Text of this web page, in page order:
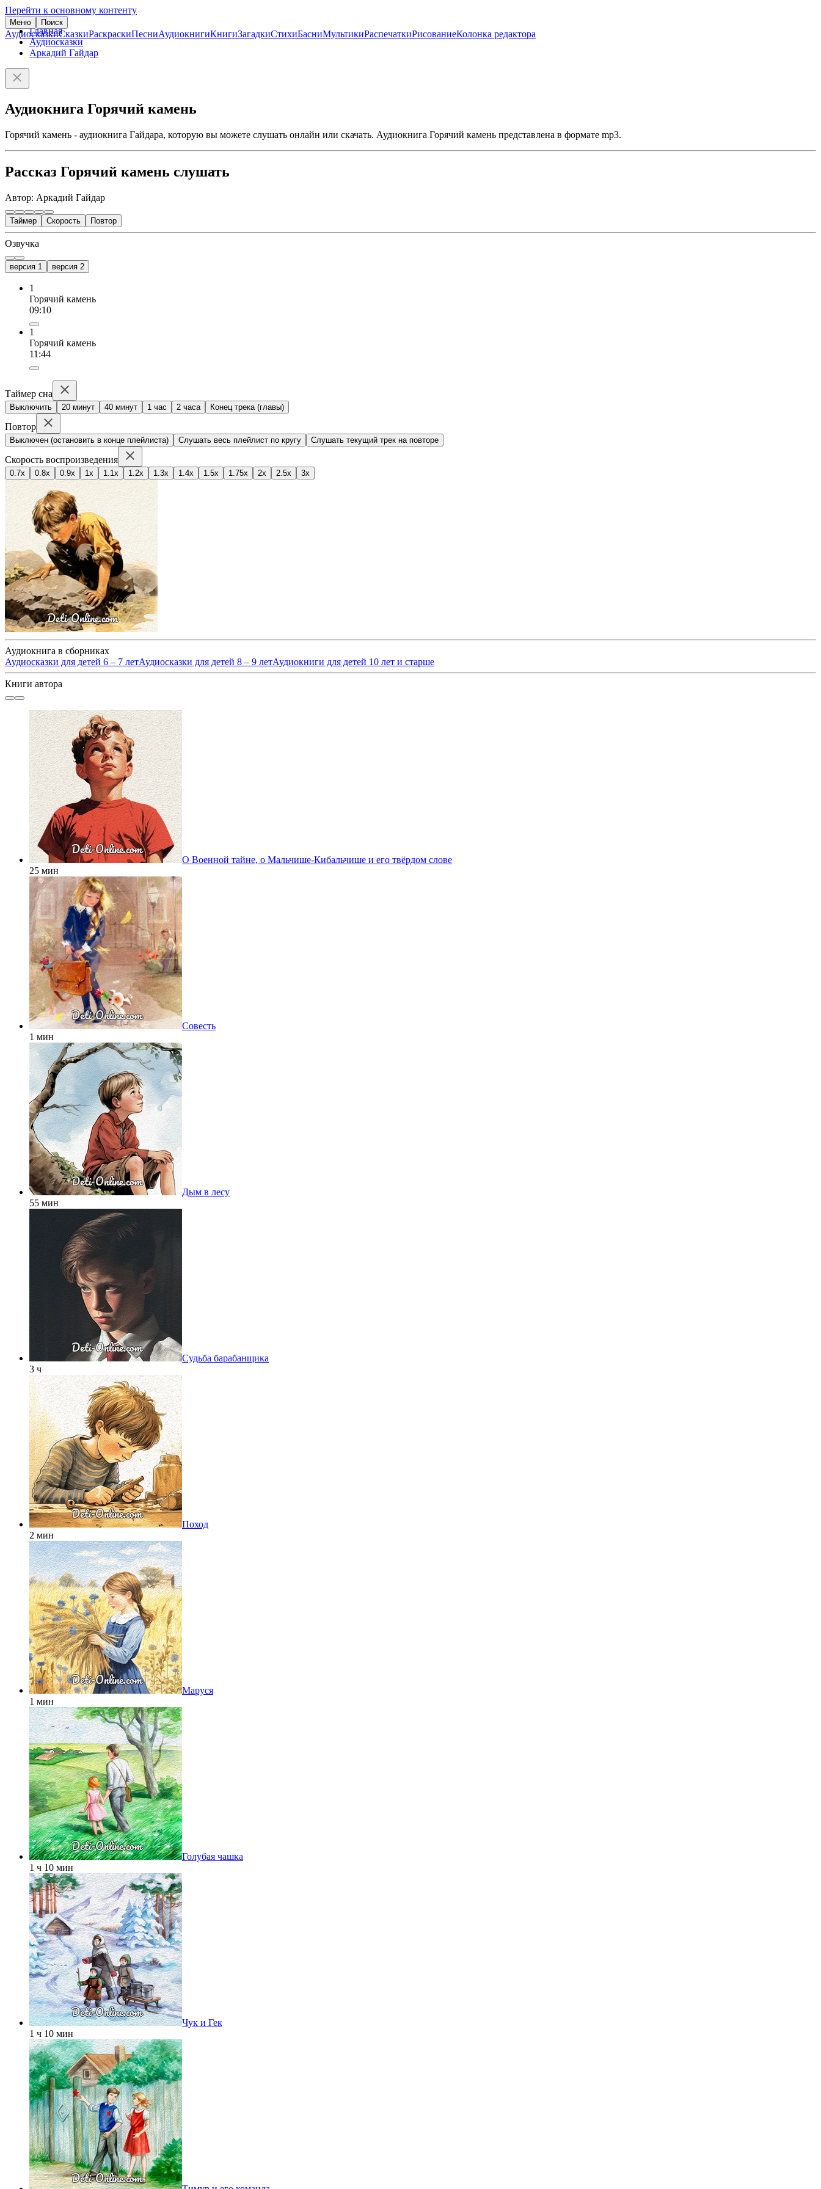
Перейти к основному контенту
Меню Поиск
АудиосказкиСказкиРаскраскиПесниАудиокнигиКнигиЗагадкиСтихиБасниМультикиРаспечаткиРисованиеКолонка редактора
Главная
Аудиосказки
Аркадий Гайдар
Аудиокнига Горячий камень
Горячий камень - аудиокнига Гайдара, которую вы можете слушать онлайн или скачать. Аудиокнига Горячий камень представлена в формате mp3.
Рассказ Горячий камень слушать
Автор: Аркадий Гайдар
Таймер Скорость Повтор
Озвучка
версия 1 версия 2
1
Горячий камень
09:10
1
Горячий камень
11:44
Таймер сна
Выключить 20 минут 40 минут 1 час 2 часа Конец трека (главы)
Повтор
Выключен (остановить в конце плейлиста) Слушать весь плейлист по кругу Слушать текущий трек на повторе
Скорость воспроизведения
0.7x 0.8x 0.9x 1x 1.1x 1.2x 1.3x 1.4x 1.5x 1.75x 2x 2.5x 3x
Аудиокнига в сборниках
Аудиосказки для детей 6 – 7 летАудиосказки для детей 8 – 9 летАудиокниги для детей 10 лет и старше
Книги автора
О Военной тайне, о Мальчише-Кибальчише и его твёрдом слове
25 мин
Совесть
1 мин
Дым в лесу
55 мин
Судьба барабанщика
3 ч
Поход
2 мин
Маруся
1 мин
Голубая чашка
1 ч 10 мин
Чук и Гек
1 ч 10 мин